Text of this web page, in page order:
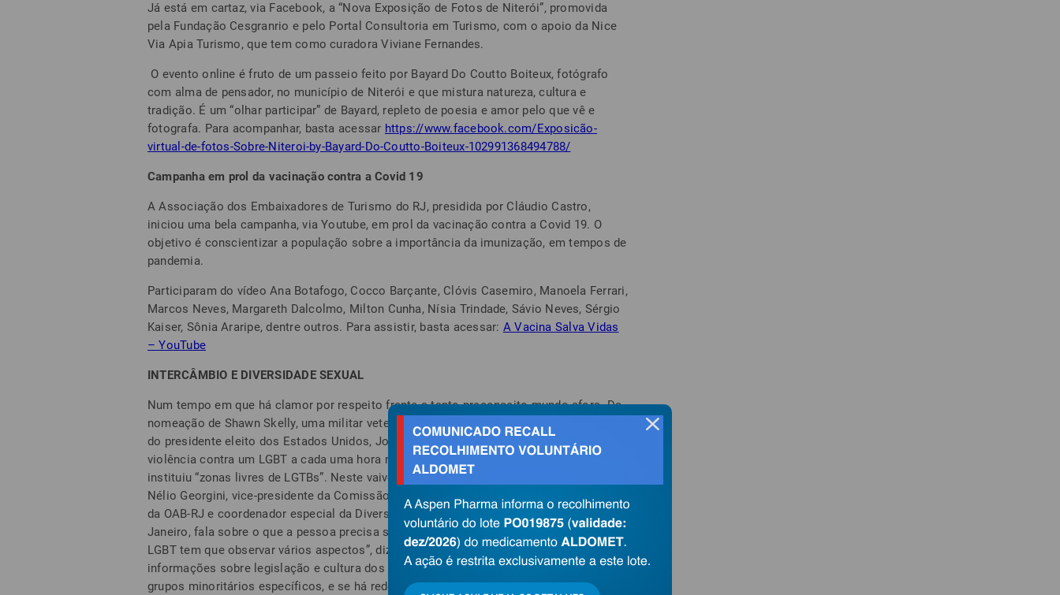
Já está em cartaz, via Facebook, a “Nova Exposição de Fotos de Niterói”, promovida
pela Fundação Cesgranrio e pelo Portal Consultoria em Turismo, com o apoio da Nice
Via Apia Turismo, que tem como curadora Viviane Fernandes.
O evento online é fruto de um passeio feito por Bayard Do Coutto Boiteux, fotógrafo
com alma de pensador, no município de Niterói e que mistura natureza, cultura e
tradição. É um “olhar participar” de Bayard, repleto de poesia e amor pelo que vê e
fotografa. Para acompanhar, basta acessar https://www.facebook.com/Exposicão-
virtual-de-fotos-Sobre-Niteroi-by-Bayard-Do-Coutto-Boiteux-102991368494788/
Campanha em prol da vacinação contra a Covid 19
A Associação dos Embaixadores de Turismo do RJ, presidida por Cláudio Castro,
iniciou uma bela campanha, via Youtube, em prol da vacinação contra a Covid 19. O
objetivo é conscientizar a população sobre a importância da imunização, em tempos de
pandemia.
Participaram do vídeo Ana Botafogo, Cocco Barçante, Clóvis Casemiro, Manoela Ferrari,
Marcos Neves, Margareth Dalcolmo, Milton Cunha, Nísia Trindade, Sávio Neves, Sérgio
Kaiser, Sônia Araripe, dentre outros. Para assistir, basta acessar: A Vacina Salva Vidas
– YouTube
INTERCÂMBIO E DIVERSIDADE SEXUAL
Num tempo em que há clamor por respeito frente a tanto preconceito mundo afora. Da
nomeação de Shawn Skelly, uma militar veterana transexual, para a equipe de transição
do presidente eleito dos Estados Unidos, Joe Biden, à pesquisa do SUS que aponta a
violência contra um LGBT a cada uma hora no Brasil, a uma cidade polonesa que
instituiu “zonas livres de LGTBs”. Neste vaivém, de tolerância e intolerância, o advogado
Nélio Georgini, vice-presidente da Comissão Especial da Diversidade Sexual de Gênero
da OAB-RJ e coordenador especial da Diversidade Sexual da Prefeitura do Rio de
Janeiro, fala sobre o que a pessoa precisa saber antes de fazer intercâmbio. “O público
LGBT tem que observar vários aspectos”, diz Nélio Georgini. Ele enumera: buscar
informações sobre legislação e cultura dos países, saber como a população lida com
grupos minoritários específicos, e se há redes de proteção para essas minorias.